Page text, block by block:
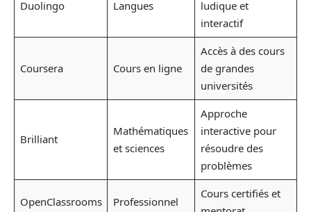
Duolingo Langues
ludique et
interactif
Coursera Cours en ligne
Accès à des cours
de grandes
universités
Brilliant
Mathématiques
et sciences
Approche
interactive pour
résoudre des
problèmes
OpenClassrooms Professionnel
Cours certifiés et